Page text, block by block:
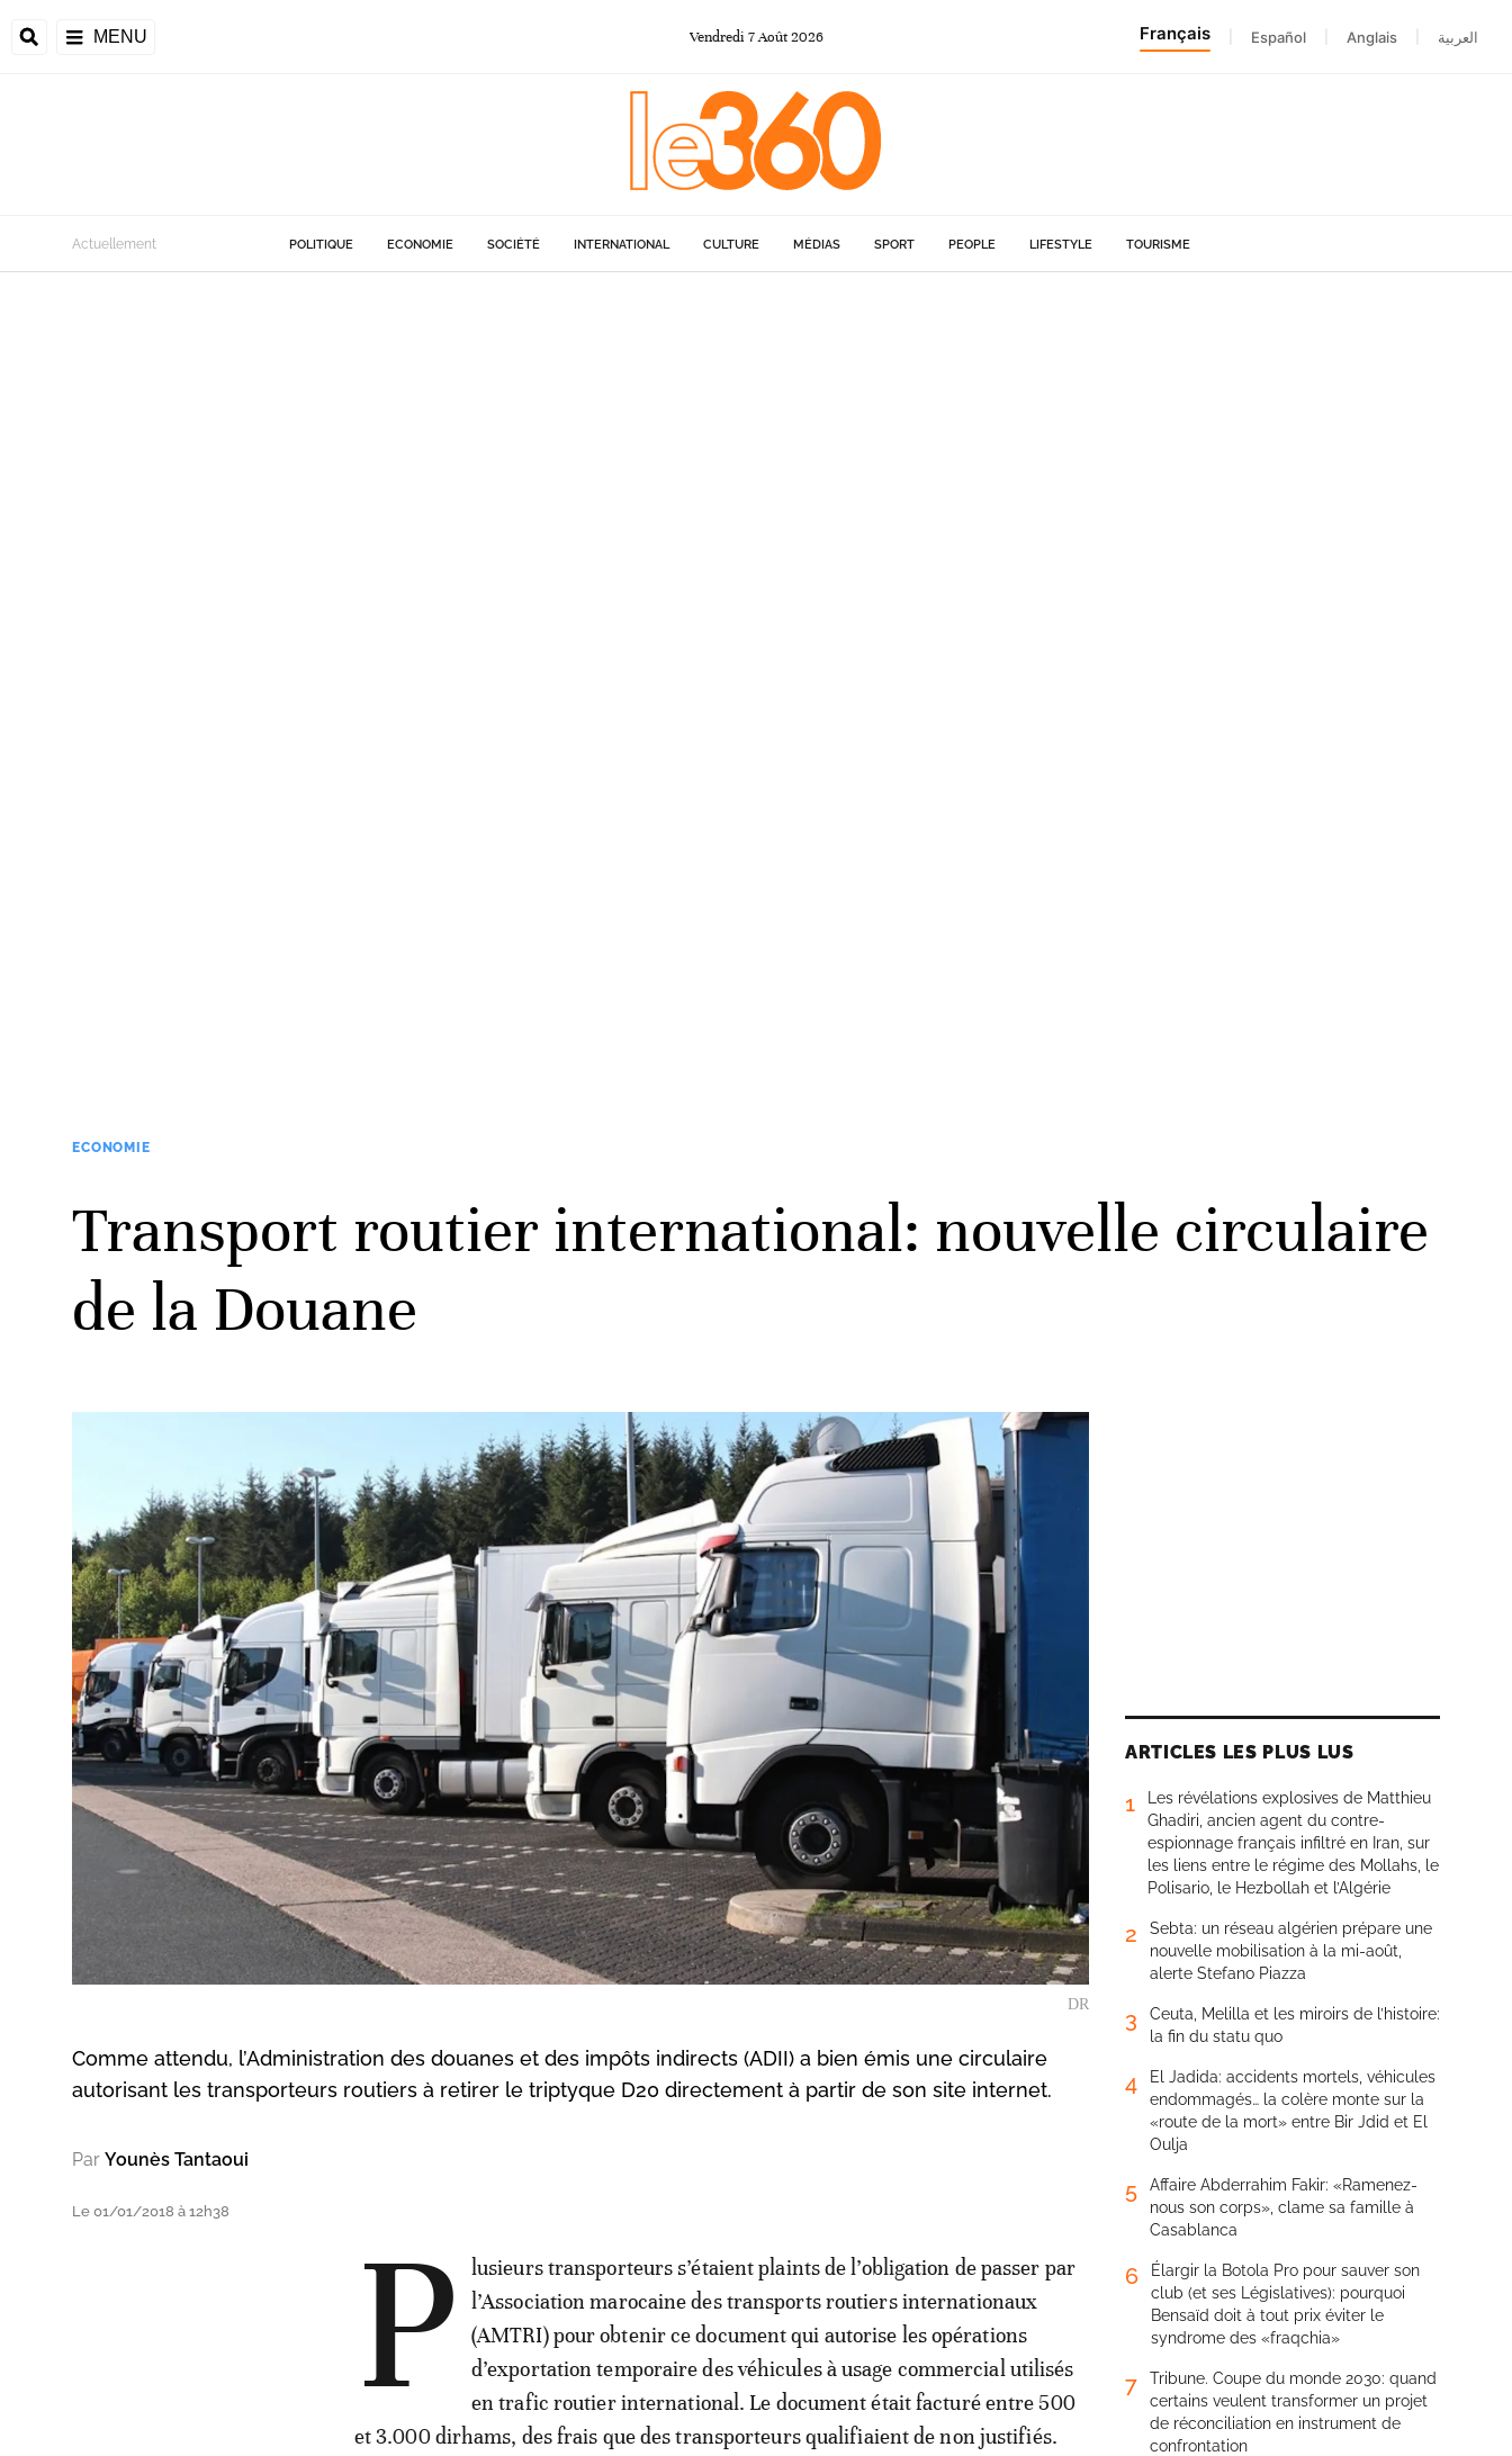
MENU Vendredi 7Août 2026 Français Español Anglais العربية
Actuellement POLITIQUE ECONOMIE SOCIÉTÉ INTERNATIONAL CULTURE MÉDIAS SPORT PEOPLE LIFESTYLE TOURISME
ECONOMIE
Transport routier international: nouvelle circulaire
de la Douane
DR
Comme attendu, l’Administration des douanes et des impôts indirects (ADII) a bien émis une circulaire
autorisant les transporteurs routiers à retirer le triptyque D20 directement à partir de son site internet.
Par Younès Tantaoui
Le 01/01/2018 à 12h38 P
lusieurs transporteurs s’étaient plaints de l’obligation de passer par
l’Association marocaine des transports routiers internationaux
(AMTRI) pour obtenir ce document qui autorise les opérations
d’exportation temporaire des véhicules à usage commercial utilisés
en trafic routier international. Le document était facturé entre 500
et 3.000 dirhams, des frais que des transporteurs qualifiaient de non justifiés.
ARTICLES LES PLUS LUS
1
Les révélations explosives de Matthieu
Ghadiri, ancien agent du contre-
espionnage français infiltré en Iran, sur
les liens entre le régime des Mollahs, le
Polisario, le Hezbollah et l’Algérie
2
Sebta: un réseau algérien prépare une
nouvelle mobilisation à la mi-août,
alerte Stefano Piazza
3
Ceuta, Melilla et les miroirs de l’histoire:
la fin du statu quo
4
El Jadida: accidents mortels, véhicules
endommagés… la colère monte sur la
«route de la mort» entre Bir Jdid et El
Oulja
5
Affaire Abderrahim Fakir: «Ramenez-
nous son corps», clame sa famille à
Casablanca
6
Élargir la Botola Pro pour sauver son
club (et ses Législatives): pourquoi
Bensaïd doit à tout prix éviter le
syndrome des «fraqchia»
7
Tribune. Coupe du monde 2030: quand
certains veulent transformer un projet
de réconciliation en instrument de
confrontation